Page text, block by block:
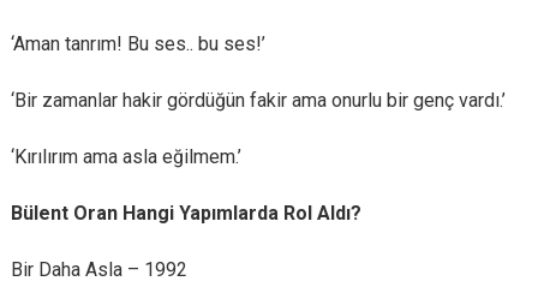
‘Aman tanrım! Bu ses.. bu ses!’
‘Bir zamanlar hakir gördüğün fakir ama onurlu bir genç vardı.’
‘Kırılırım ama asla eğilmem.’
Bülent Oran Hangi Yapımlarda Rol Aldı?
Bir Daha Asla – 1992